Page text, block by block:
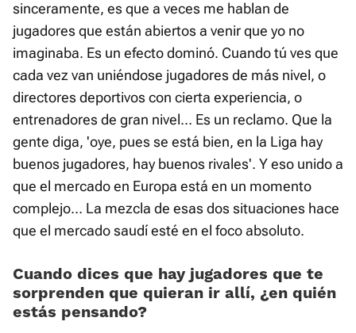
sinceramente, es que a veces me hablan de
jugadores que están abiertos a venir que yo no
imaginaba. Es un efecto dominó. Cuando tú ves que
cada vez van uniéndose jugadores de más nivel, o
directores deportivos con cierta experiencia, o
entrenadores de gran nivel... Es un reclamo. Que la
gente diga, 'oye, pues se está bien, en la Liga hay
buenos jugadores, hay buenos rivales'. Y eso unido a
que el mercado en Europa está en un momento
complejo... La mezcla de esas dos situaciones hace
que el mercado saudí esté en el foco absoluto.
Cuando dices que hay jugadores que te
sorprenden que quieran ir allí, ¿en quién
estás pensando?